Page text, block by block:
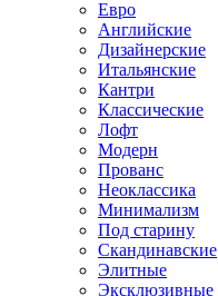
Евро
Английские
Дизайнерские
Итальянские
Кантри
Классические
Лофт
Модерн
Прованс
Неоклассика
Минимализм
Под старину
Скандинавские
Элитные
Эксклюзивные